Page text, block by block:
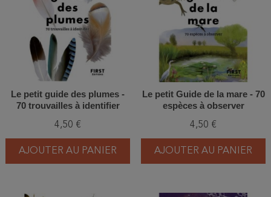
Le petit guide des plumes -
70 trouvailles à identifier
4,50 €
AJOUTER AU PANIER
Le petit Guide de la mare - 70
espèces à observer
4,50 €
AJOUTER AU PANIER